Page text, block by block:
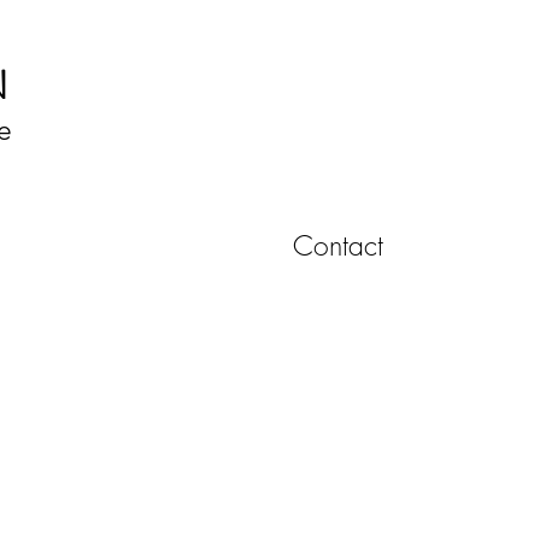
Contact